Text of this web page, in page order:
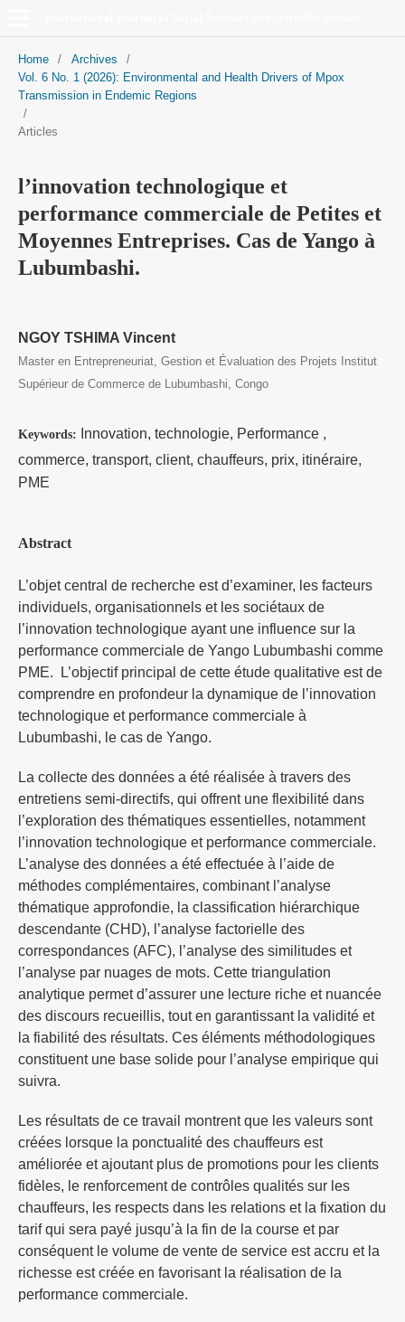
Home / Archives
/
Vol. 6 No. 1 (2026): Environmental and Health Drivers of Mpox
Transmission in Endemic Regions
/
Articles
l’innovation technologique et
performance commerciale de Petites et
Moyennes Entreprises. Cas de Yango à
Lubumbashi.
NGOY TSHIMA Vincent
Master en Entrepreneuriat, Gestion et Évaluation des Projets Institut
Supérieur de Commerce de Lubumbashi, Congo
Keywords:
Innovation, technologie, Performance ,
commerce, transport, client, chauffeurs, prix, itinéraire,
PME
Abstract
L’objet central de recherche est d’examiner, les facteurs
individuels, organisationnels et les sociétaux de
l’innovation technologique ayant une influence sur la
performance commerciale de Yango Lubumbashi comme
PME. L’objectif principal de cette étude qualitative est de
comprendre en profondeur la dynamique de l’innovation
technologique et performance commerciale à
Lubumbashi, le cas de Yango.
La collecte des données a été réalisée à travers des
entretiens semi-directifs, qui offrent une flexibilité dans
l’exploration des thématiques essentielles, notamment
l’innovation technologique et performance commerciale.
L’analyse des données a été effectuée à l’aide de
méthodes complémentaires, combinant l’analyse
thématique approfondie, la classification hiérarchique
descendante (CHD), l’analyse factorielle des
correspondances (AFC), l’analyse des similitudes et
l’analyse par nuages de mots. Cette triangulation
analytique permet d’assurer une lecture riche et nuancée
des discours recueillis, tout en garantissant la validité et
la fiabilité des résultats. Ces éléments méthodologiques
constituent une base solide pour l’analyse empirique qui
suivra.
Les résultats de ce travail montrent que les valeurs sont
créées lorsque la ponctualité des chauffeurs est
améliorée et ajoutant plus de promotions pour les clients
fidèles, le renforcement de contrôles qualités sur les
chauffeurs, les respects dans les relations et la fixation du
tarif qui sera payé jusqu’à la fin de la course et par
conséquent le volume de vente de service est accru et la
richesse est créée en favorisant la réalisation de la
performance commerciale.